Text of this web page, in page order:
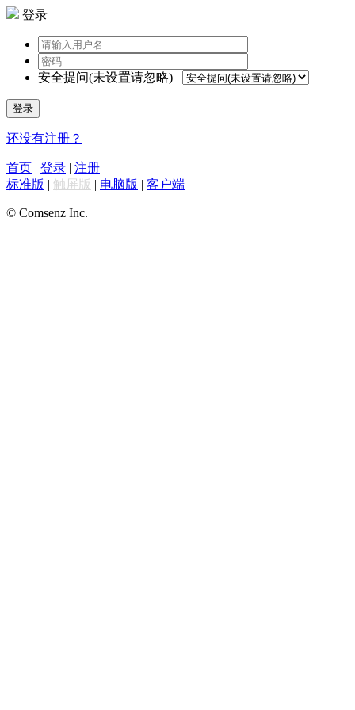
登录
安全提问(未设置请忽略)
登录
还没有注册？
首页 | 登录 | 注册
标准版 | 触屏版 | 电脑版 | 客户端
© Comsenz Inc.